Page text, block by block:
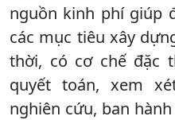
nguồn kinh phí giúp
các mục tiêu xây
thời, có cơ chế đặc
quyết toán, xem
nghiên cứu, ban